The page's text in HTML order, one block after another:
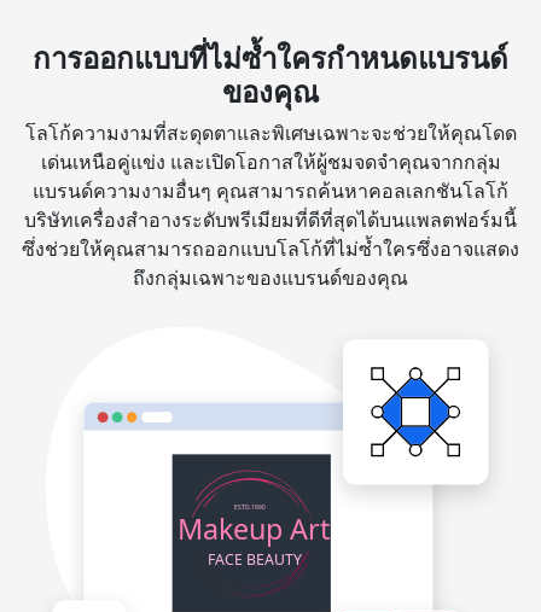
การออกแบบที่ไม่ซ้ำใครกำหนดแบรนด์
ของคุณ
โลโก้ความงามที่สะดุดตาและพิเศษเฉพาะจะช่วยให้คุณโดด
เด่นเหนือคู่แข่ง และเปิดโอกาสให้ผู้ชมจดจำคุณจากกลุ่ม
แบรนด์ความงามอื่นๆ คุณสามารถค้นหาคอลเลกชันโลโก้
บริษัทเครื่องสำอางระดับพรีเมียมที่ดีที่สุดได้บนแพลตฟอร์มนี้
ซึ่งช่วยให้คุณสามารถออกแบบโลโก้ที่ไม่ซ้ำใครซึ่งอาจแสดง
ถึงกลุ่มเฉพาะของแบรนด์ของคุณ